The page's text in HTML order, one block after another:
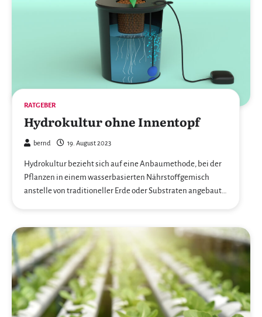
RATGEBER
Hydrokultur ohne Innentopf
bernd 19. August 2023
Hydrokultur bezieht sich auf eine Anbaumethode, bei der
Pflanzen in einem wasserbasierten Nährstoffgemisch
anstelle von traditioneller Erde oder Substraten angebaut…